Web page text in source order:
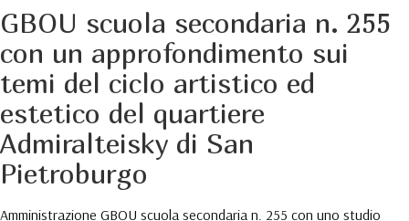
GBOU scuola secondaria n. 255
con un approfondimento sui
temi del ciclo artistico ed
estetico del quartiere
Admiralteisky di San
Pietroburgo
Amministrazione GBOU scuola secondaria n. 255 con uno studio